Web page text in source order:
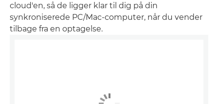
cloud'en, så de ligger klar til dig på din
synkroniserede PC/Mac-computer, når du vender
tilbage fra en optagelse.